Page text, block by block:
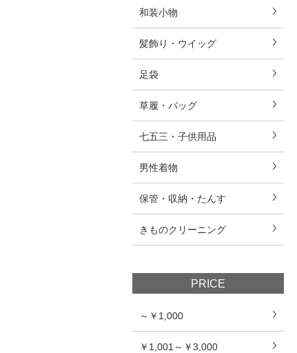
和装小物
髪飾り・ウイッグ
足袋
草履・バッグ
七五三・子供用品
男性着物
保管・収納・たんす
きものクリーニング
PRICE
～￥1,000
￥1,001～￥3,000